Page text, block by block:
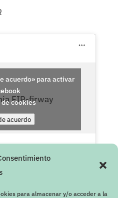
para almacenar y/o acceder a la
FIR-firway
acuerdo» para activar
cookies
acuerdo